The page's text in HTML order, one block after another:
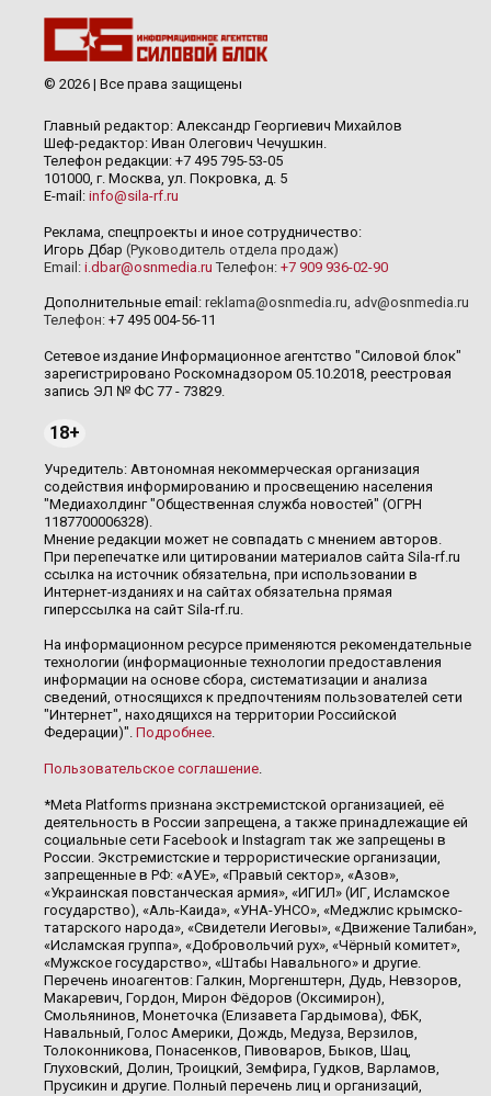
© 2026 | Все права защищены
Главный редактор: Александр Георгиевич Михайлов
Шеф-редактор: Иван Олегович Чечушкин.
Телефон редакции: +7 495 795-53-05
101000, г. Москва, ул. Покровка, д. 5
E-mail: info@sila-rf.ru
Реклама, спецпроекты и иное сотрудничество:
Игорь Дбар (Руководитель отдела продаж)
Email: i.dbar@osnmedia.ru Телефон: +7 909 936-02-90
Дополнительные email: reklama@osnmedia.ru adv@osnmedia.ru
Телефон: +7 495 004-56-11
Сетевое издание Информационное агентство "Силовой блок"
зарегистрировано Роскомнадзором 05.10.2018, реестровая
запись ЭЛ № ФС 77 - 73829.
18+
Учредитель: Автономная некоммерческая организация
содействия информированию и просвещению населения
"Медиахолдинг "Общественная служба новостей" (ОГРН
1187700006328).
Мнение редакции может не совпадать с мнением авторов.
При перепечатке или цитировании материалов сайта Sila-rf.ru
ссылка на источник обязательна, при использовании в
Интернет-изданиях и на сайтах обязательна прямая
гиперссылка на сайт Sila-rf.ru.
На информационном ресурсе применяются рекомендательные
технологии (информационные технологии предоставления
информации на основе сбора, систематизации и анализа
сведений, относящихся к предпочтениям пользователей сети
"Интернет", находящихся на территории Российской
Федерации)". Подробнее
Пользовательское соглашение
*Meta Platforms признана экстремистской организацией, её
деятельность в России запрещена, а также принадлежащие ей
социальные сети Facebook и Instagram так же запрещены в
России. Экстремистские и террористические организации,
запрещенные в РФ: «АУЕ», «Правый сектор», «Азов»,
«Украинская повстанческая армия», «ИГИЛ» (ИГ, Исламское
государство), «Аль-Каида», «УНА-УНСО», «Меджлис крымско-
татарского народа», «Свидетели Иеговы», «Движение Талибан»,
«Исламская группа», «Добровольчий рух», «Чёрный комитет»,
«Мужское государство», «Штабы Навального» и другие.
Перечень иноагентов: Галкин, Моргенштерн, Дудь, Невзоров,
Макаревич, Гордон, Мирон Фёдоров (Оксимирон),
Смольянинов, Монеточка (Елизавета Гардымова), ФБК,
Навальный, Голос Америки, Дождь, Медуза, Верзилов,
Толоконникова, Понасенков, Пивоваров, Быков, Шац,
Глуховский, Долин, Троицкий, Земфира, Гудков, Варламов,
Прусикин и другие. Полный перечень лиц и организаций,